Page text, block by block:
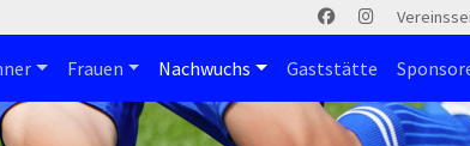
Frauen Nachwuchs Gaststätte